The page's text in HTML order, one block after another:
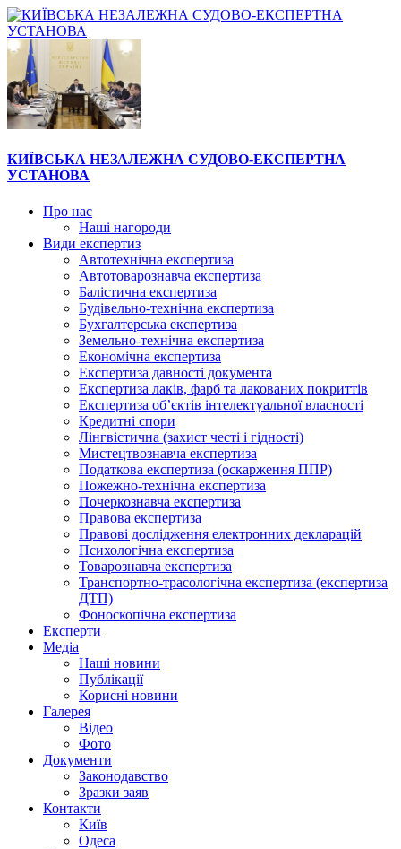
КИЇВСЬКА НЕЗАЛЕЖНА СУДОВО-ЕКСПЕРТНА
УСТАНОВА
Про нас
Наші нагороди
Види експертиз
Автотехнічна експертиза
Автотоварознавча експертиза
Балістична експертиза
Будівельно-технічна експертиза
Бухгалтерська експертиза
Земельно-технічна експертиза
Економічна експертиза
Експертиза давності документа
Експертиза лаків, фарб та лакованих покриттів
Експертиза об’єктів інтелектуальної власності
Кредитні спори
Лінгвістична (захист честі і гідності)
Мистецтвознавча експертиза
Податкова експертиза (оскарження ППР)
Пожежно-технічна експертиза
Почеркознавча експертиза
Правова експертиза
Правові дослідження електронних декларацій
Психологічна експертиза
Товарознавча експертиза
Транспортно-трасологічна експертиза (експертиза
ДТП)
Фоноскопічна експертиза
Експерти
Медіа
Наші новини
Публікації
Корисні новини
Галерея
Відео
Фото
Документи
Законодавство
Зразки заяв
Контакти
Київ
Одеса